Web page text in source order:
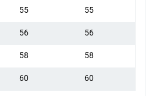
55 55
56 56
58 58
60 60